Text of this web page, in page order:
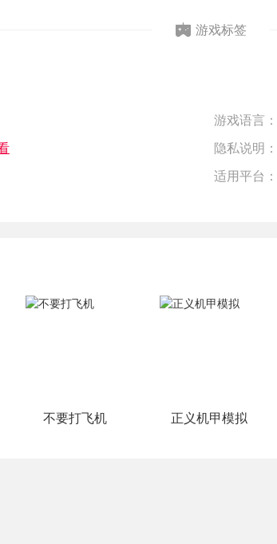
游戏标签
游戏语言：
隐私说明：
适用平台：
不要打飞机 正义机甲模拟